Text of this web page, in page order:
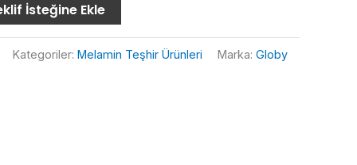
İsteğine Ekle
Kategoriler: Melamin Teşhir Ürünleri Marka: Globy